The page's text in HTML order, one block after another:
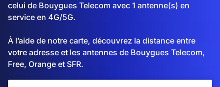
celui de Bouygues Telecom avec 1 antenne(s) en
service en 4G/5G.
À l’aide de notre carte, découvrez la distance entre
votre adresse et les antennes de Bouygues Telecom,
Free, Orange et SFR.